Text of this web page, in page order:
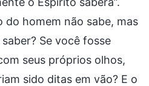
do homem não sabe, mas
Se você fosse
seus próprios olhos,
sido ditas em vão? E o